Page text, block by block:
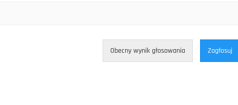
Obecny wynik głosowania Zagłosuj